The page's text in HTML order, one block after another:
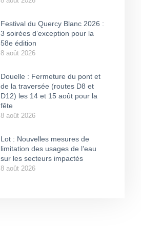
Festival du Quercy Blanc 2026 :
3 soirées d’exception pour la
58e édition
8 août 2026
Douelle : Fermeture du pont et
de la traversée (routes D8 et
D12) les 14 et 15 août pour la
fête
8 août 2026
Lot : Nouvelles mesures de
limitation des usages de l’eau
sur les secteurs impactés
8 août 2026